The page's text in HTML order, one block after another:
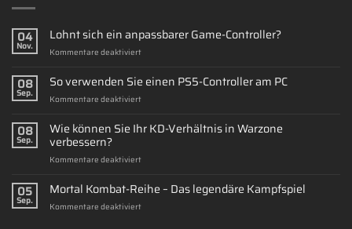
04
Nov.
Lohnt sich ein anpassbarer Game-Controller?
Kommentare deaktiviertfür
sich
ein
anpassbarer
Controller?
08
Sep.
So verwenden Sie einen PS5-Controller am PC
Kommentare deaktiviertfür
verwenden
Sie
PS5-
am
08
Sep.
Wie können Sie Ihr KD-Verhältnis in Warzone
verbessern?
Kommentare deaktiviertfür
können
Sie
Ihr
05
Sep.
Mortal Kombat-Reihe – Das legendäre Kampfspiel
Kommentare deaktiviertfür